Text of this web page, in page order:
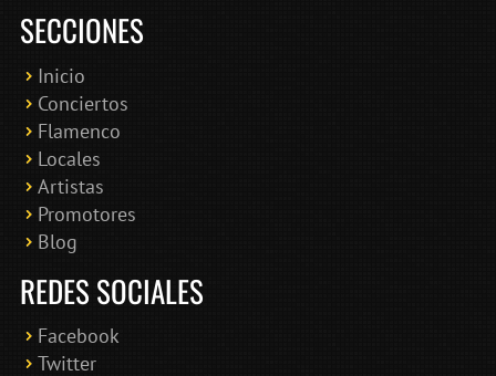
SECCIONES
Inicio
Conciertos
Flamenco
Locales
Artistas
Promotores
Blog
REDES SOCIALES
Facebook
Twitter